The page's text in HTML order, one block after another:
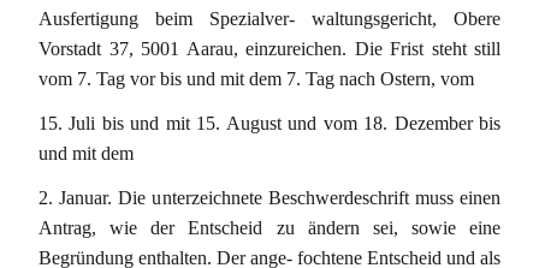
Ausfertigung beim Spezialver- waltungsgericht, Obere
Vorstadt 37, 5001 Aarau, einzureichen. Die Frist steht still
vom 7. Tag vor bis und mit dem 7. Tag nach Ostern, vom
15. Juli bis und mit 15. August und vom 18. Dezember bis
und mit dem
2. Januar. Die unterzeichnete Beschwerdeschrift muss einen
Antrag, wie der Entscheid zu ändern sei, sowie eine
Begründung enthalten. Der ange- fochtene Entscheid und als